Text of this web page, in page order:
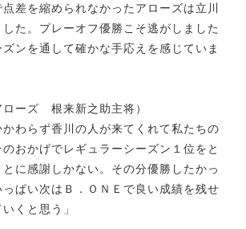
差を縮められなかったアローズは立川
た。プレーオフ優勝こそ逃がしました
ンを通して確かな手応えを感じていま
ローズ 根来新之助主将）
かわらず香川の人が来てくれて私たちの
おかげでレギュラーシーズン１位をと
に感謝しかない。その分優勝したかっ
ぱい次はＢ．ＯＮＥで良い成績を残せ
くと思う」